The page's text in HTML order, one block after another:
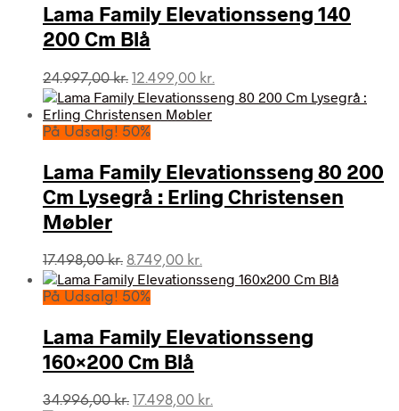
Lama Family Elevationsseng 140
200 Cm Blå
24.997,00kr. Den
oprindelige
pris
var:
12.499,00 kr.
aktuelle
På Udsalg! 50%
Lama Family Elevationsseng 80 200
Cm Lysegrå : Erling Christensen
Møbler
17.498,00kr. Den
oprindelige
pris
17.498,00 kr..
8.749,00 kr.
aktuelle
8.749,00 kr..
På Udsalg! 50%
Lama Family Elevationsseng
160×200 Cm Blå
34.996,00kr. Den
17.498,00 kr.